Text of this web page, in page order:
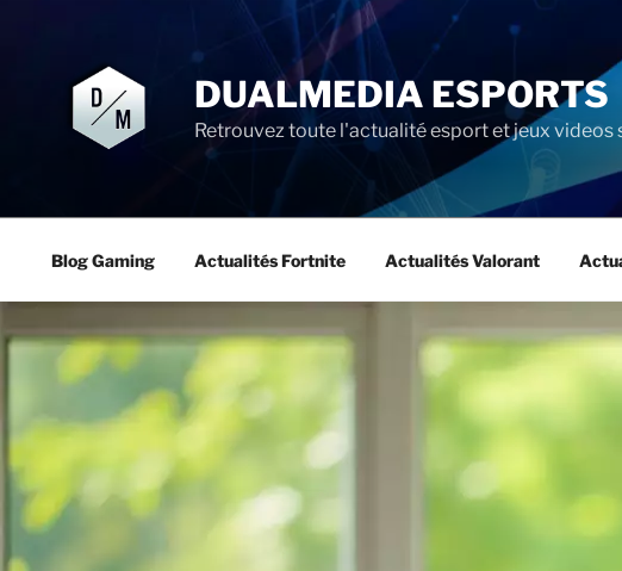
principal
DUALMEDIA ESPORTS
Retrouvez toute l'actualité esport et jeux videos
Blog Gaming Actualités Fortnite Actualités Valorant